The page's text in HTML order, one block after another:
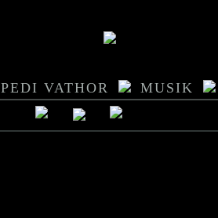
PEDI VATHOR MUSIK